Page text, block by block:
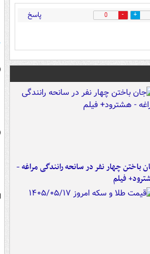
0 پاسخ
باختن چهار نفر در سانحه رانندگی مراغه -
فیلم